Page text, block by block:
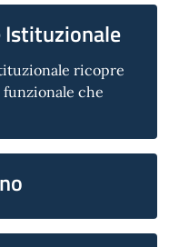
Istituzionale
ricopre
che